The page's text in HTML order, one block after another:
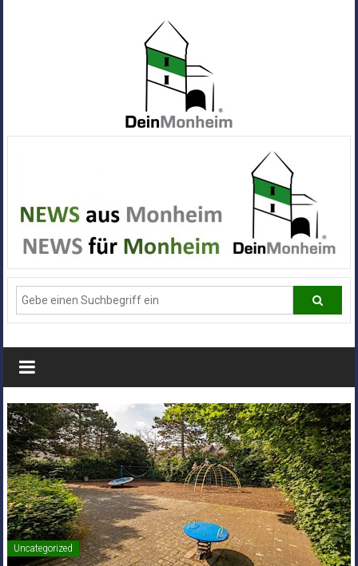
Alle
News
aus
Deiner
Stadt
Monheim
Uncategorized